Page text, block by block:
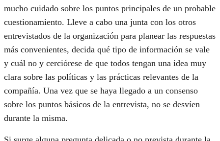
mucho cuidado sobre los puntos principales de un probable
cuestionamiento. Lleve a cabo una junta con los otros
entrevistados de la organización para planear las respuestas
más convenientes, decida qué tipo de información se vale
y cuál no y cerciórese de que todos tengan una idea muy
clara sobre las políticas y las prácticas relevantes de la
compañía. Una vez que se haya llegado a un consenso
sobre los puntos básicos de la entrevista, no se desvíen
durante la misma.